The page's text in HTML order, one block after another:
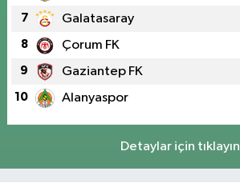
7 Galatasaray
8 Çorum FK
9 Gaziantep FK
10 Alanyaspor
Detaylar için tıklayın